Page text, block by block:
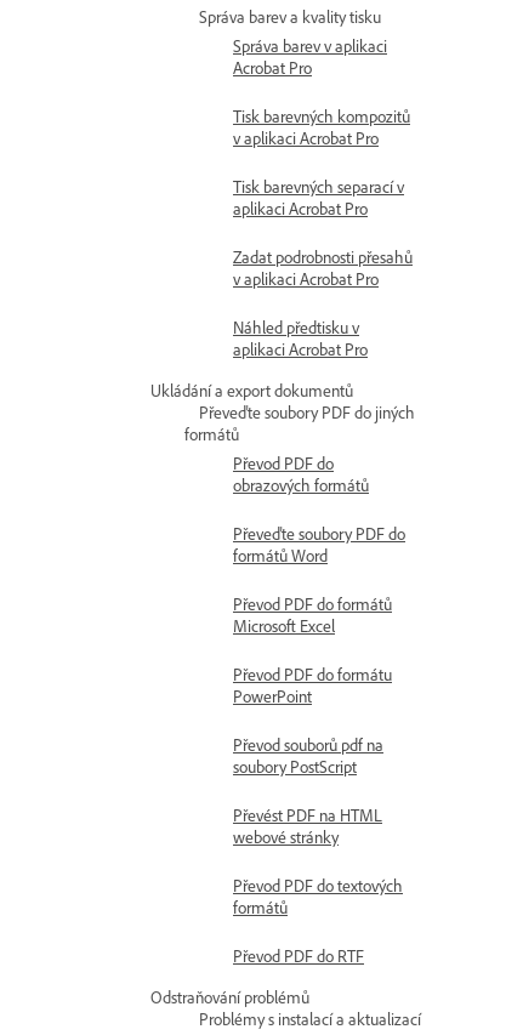
Správa barev a kvality tisku
Správa barev v aplikaci
Acrobat Pro
Tisk barevných kompozitů
v aplikaci Acrobat Pro
Tisk barevných separací v
aplikaci Acrobat Pro
Zadat podrobnosti přesahů
v aplikaci Acrobat Pro
Náhled předtisku v
aplikaci Acrobat Pro
Ukládání a export dokumentů
Převeďte soubory PDF do jiných
formátů
Převod PDF do
obrazových formátů
Převeďte soubory PDF do
formátů Word
Převod PDF do formátů
Microsoft Excel
Převod PDF do formátu
PowerPoint
Převod souborů pdf na
soubory PostScript
Převést PDF na HTML
webové stránky
Převod PDF do textových
formátů
Převod PDF do RTF
Odstraňování problémů
Problémy s instalací a aktualizací